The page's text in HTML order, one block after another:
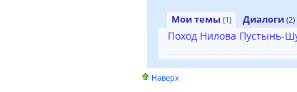
Мои темы (1) Диалоги (2)
Поход Нилова Пустынь-
Наверх